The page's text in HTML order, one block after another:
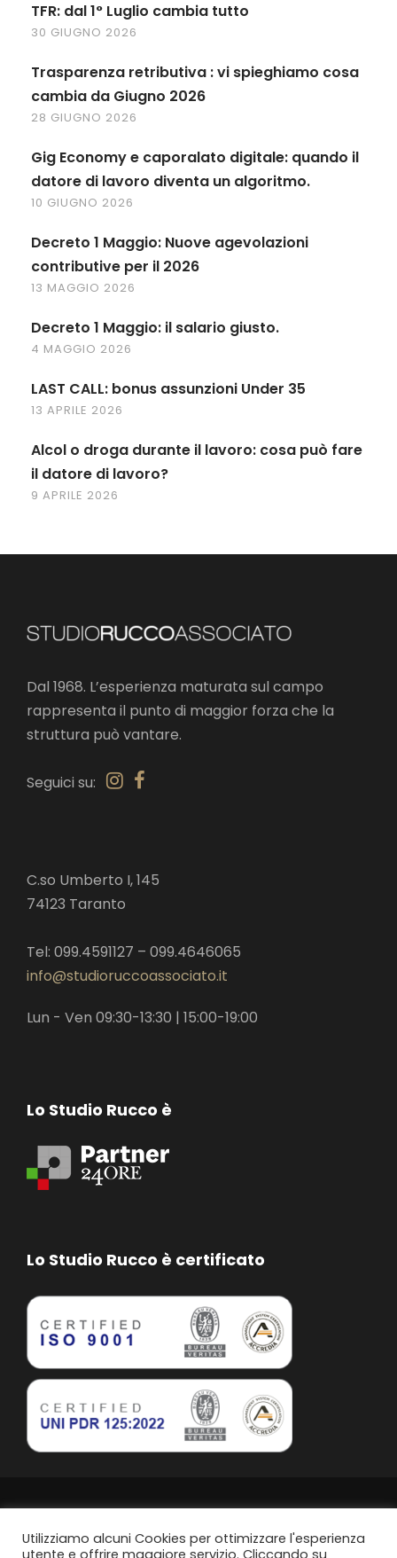
TFR: dal 1° Luglio cambia tutto
30 GIUGNO 2026
Trasparenza retributiva : vi spieghiamo cosa
cambia da Giugno 2026
28 GIUGNO 2026
Gig Economy e caporalato digitale: quando il
datore di lavoro diventa un algoritmo.
10 GIUGNO 2026
Decreto 1 Maggio: Nuove agevolazioni
contributive per il 2026
13 MAGGIO 2026
Decreto 1 Maggio: il salario giusto.
4 MAGGIO 2026
LAST CALL: bonus assunzioni Under 35
13 APRILE 2026
Alcol o droga durante il lavoro: cosa può fare
il datore di lavoro?
9 APRILE 2026
Dal 1968. L’esperienza maturata sul campo
rappresenta il punto di maggior forza che la
struttura può vantare.
Seguici su:
C.so Umberto I, 145
74123 Taranto
Tel: 099.4591127 – 099.4646065
info@studioruccoassociato.it
Lun - Ven 09:30-13:30 | 15:00-19:00
Lo Studio Rucco è
Lo Studio Rucco è certificato
Privacy Policy
Utilizziamo alcuni Cookies per ottimizzare l'esperienza
utente e offrire maggiore servizio. Cliccando su